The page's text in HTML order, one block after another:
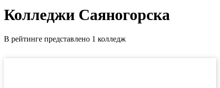
Колледжи Саяногорска
В рейтинге представлено 1 колледж